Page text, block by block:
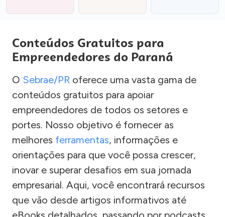
Conteúdos Gratuitos para
Empreendedores do Paraná
O Sebrae/PR oferece uma vasta gama de
conteúdos gratuitos para apoiar
empreendedores de todos os setores e
portes. Nosso objetivo é fornecer as
melhores ferramentas, informações e
orientações para que você possa crescer,
inovar e superar desafios em sua jornada
empresarial. Aqui, você encontrará recursos
que vão desde artigos informativos até